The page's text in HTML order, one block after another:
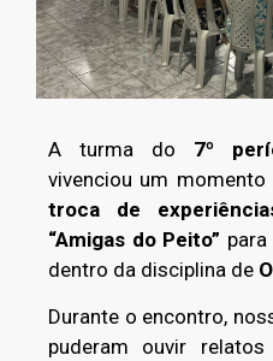
A turma do 7º
vivenciou um
troca de
“Amigas do Peito”
dentro da disciplina de
Durante o encontro,
puderam ouvir